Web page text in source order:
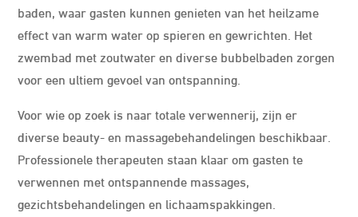
baden, waar gasten kunnen genieten van het heilzame
effect van warm water op spieren en gewrichten. Het
zwembad met zoutwater en diverse bubbelbaden zorgen
voor een ultiem gevoel van ontspanning.
Voor wie op zoek is naar totale verwennerij, zijn er
diverse beauty- en massagebehandelingen beschikbaar.
Professionele therapeuten staan klaar om gasten te
verwennen met ontspannende massages,
gezichtsbehandelingen en lichaamspakkingen.